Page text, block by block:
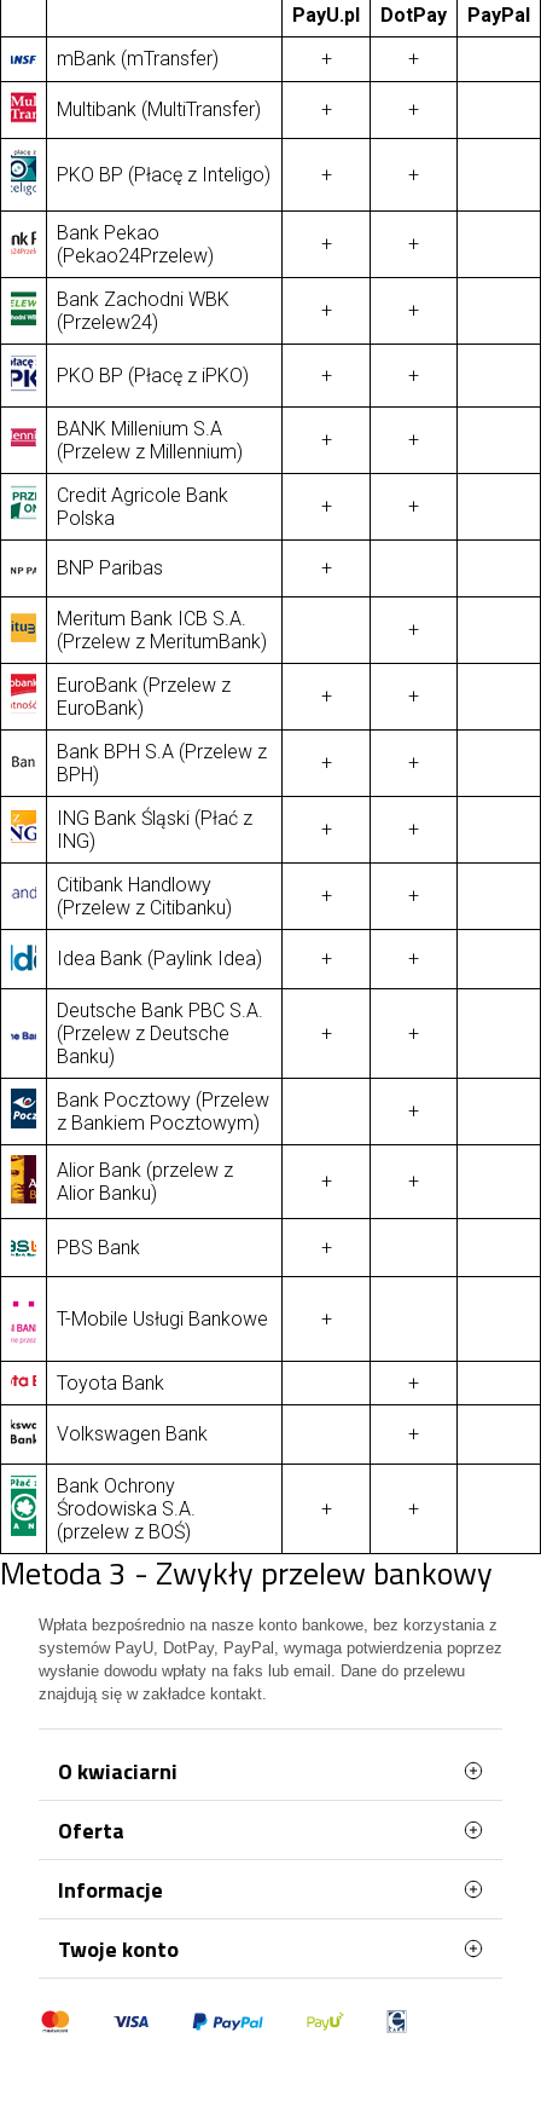
PayU.pl DotPay
PayPal
mBank (mTransfer)
+ +
Multibank (MultiTransfer) + +
PKO BP (Płacę z Inteligo) + +
Bank Pekao
(Pekao24Przelew)
+ +
Bank Zachodni WBK
(Przelew24)
+ +
PKO BP (Płacę z iPKO) + +
BANK Millenium S.A
(Przelew z Millennium)
+ +
Credit Agricole Bank
Polska
+ +
BNP Paribas +
Meritum Bank ICB S.A.
(Przelew z MeritumBank)
+
EuroBank (Przelew z
EuroBank)
+ +
Bank BPH S.A (Przelew z
BPH)
+ +
ING Bank Śląski (Płać z
ING)
+ +
Citibank Handlowy
(Przelew z Citibanku)
+ +
Idea Bank (Paylink Idea) + +
Deutsche Bank PBC S.A.
(Przelew z Deutsche
Banku)
+ +
Bank Pocztowy (Przelew
z Bankiem Pocztowym)
+
Alior Bank (przelew z
Alior Banku)
+ +
PBS Bank +
T-Mobile Usługi Bankowe +
Toyota Bank +
Volkswagen Bank +
Bank Ochrony
Środowiska S.A.
(przelew z BOŚ)
+ +
Metoda 3 - Zwykły przelew bankowy
Wpłata bezpośrednio na nasze konto bankowe, bez korzystania z
systemów PayU, DotPay, PayPal, wymaga potwierdzenia poprzez
wysłanie dowodu wpłaty na faks lub email. Dane do przelewu
znajdują się w zakładce kontakt.
O kwiaciarni
Oferta
Mapa strony
Informacje
Polityka Prywatności
Polityka plików "cookies"
Twoje konto
Zamówienia